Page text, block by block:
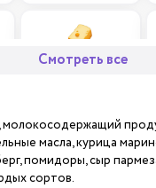
Сыр Чеддер
Ветчина
29i
Смотреть все
масла, курица
помидоры, сыр
сортов.